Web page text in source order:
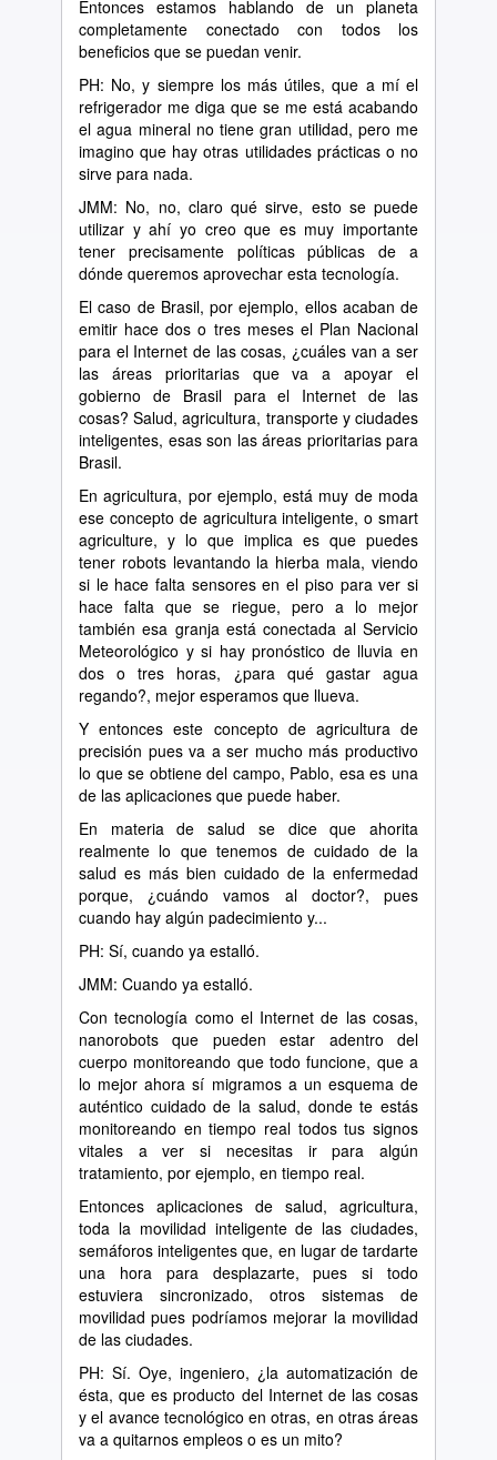
Entonces estamos hablando de un planeta
completamente conectado con todos los
beneficios que se puedan venir.
PH: No, y siempre los más útiles, que a mí el
refrigerador me diga que se me está acabando
el agua mineral no tiene gran utilidad, pero me
imagino que hay otras utilidades prácticas o no
sirve para nada.
JMM: No, no, claro qué sirve, esto se puede
utilizar y ahí yo creo que es muy importante
tener precisamente políticas públicas de a
dónde queremos aprovechar esta tecnología.
El caso de Brasil, por ejemplo, ellos acaban de
emitir hace dos o tres meses el Plan Nacional
para el Internet de las cosas, ¿cuáles van a ser
las áreas prioritarias que va a apoyar el
gobierno de Brasil para el Internet de las
cosas? Salud, agricultura, transporte y ciudades
inteligentes, esas son las áreas prioritarias para
Brasil.
En agricultura, por ejemplo, está muy de moda
ese concepto de agricultura inteligente, o smart
agriculture, y lo que implica es que puedes
tener robots levantando la hierba mala, viendo
si le hace falta sensores en el piso para ver si
hace falta que se riegue, pero a lo mejor
también esa granja está conectada al Servicio
Meteorológico y si hay pronóstico de lluvia en
dos o tres horas, ¿para qué gastar agua
regando?, mejor esperamos que llueva.
Y entonces este concepto de agricultura de
precisión pues va a ser mucho más productivo
lo que se obtiene del campo, Pablo, esa es una
de las aplicaciones que puede haber.
En materia de salud se dice que ahorita
realmente lo que tenemos de cuidado de la
salud es más bien cuidado de la enfermedad
porque, ¿cuándo vamos al doctor?, pues
cuando hay algún padecimiento y...
PH: Sí, cuando ya estalló.
JMM: Cuando ya estalló.
Con tecnología como el Internet de las cosas,
nanorobots que pueden estar adentro del
cuerpo monitoreando que todo funcione, que a
lo mejor ahora sí migramos a un esquema de
auténtico cuidado de la salud, donde te estás
monitoreando en tiempo real todos tus signos
vitales a ver si necesitas ir para algún
tratamiento, por ejemplo, en tiempo real.
Entonces aplicaciones de salud, agricultura,
toda la movilidad inteligente de las ciudades,
semáforos inteligentes que, en lugar de tardarte
una hora para desplazarte, pues si todo
estuviera sincronizado, otros sistemas de
movilidad pues podríamos mejorar la movilidad
de las ciudades.
PH: Sí. Oye, ingeniero, ¿la automatización de
ésta, que es producto del Internet de las cosas
y el avance tecnológico en otras, en otras áreas
va a quitarnos empleos o es un mito?